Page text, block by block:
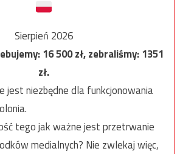
Sierpień 2026
16 500zł, zebraliśmy:1351
zł.
jest niezbędne dla funkcjonowania
tego jak ważne jest przetrwanie
medialnych? Nie zwlekaj więc,